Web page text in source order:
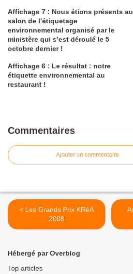
Affichage 7 : Nous étions présents au
salon de l’étiquetage
environnemental organisé par le
ministère qui s’est déroulé le 5
octobre dernier !
Affichage 6 : Le résultat : notre
étiquette environnemental au
restaurant !
Commentaires
Ajouter un commentaire
< Les Grands Prix KRéA
2008
Hébergé par Overblog
Top articles